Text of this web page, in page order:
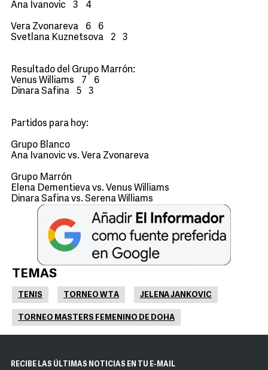
Ana Ivanovic 3 4
Vera Zvonareva 6 6
Svetlana Kuznetsova 2 3
Resultado del Grupo Marrón:
Venus Williams 7 6
Dinara Safina 5 3
Partidos para hoy:
Grupo Blanco
Ana Ivanovic vs. Vera Zvonareva
Grupo Marrón
Elena Dementieva vs. Venus Williams
Dinara Safina vs. Serena Williams
TEMAS
TENIS TORNEO WTA JELENA JANKOVIC
TORNEO MASTERS FEMENINO DE DOHA
RECIBE LAS ÚLTIMAS NOTICIAS EN TU E-MAIL